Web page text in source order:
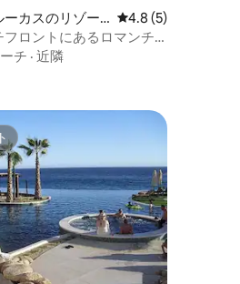
星の平均評価
ーカスのリゾー
レビュー5件、5つ
4.8 (5)
フロントにあるロマンチ
スタジオ
チ · 近隣